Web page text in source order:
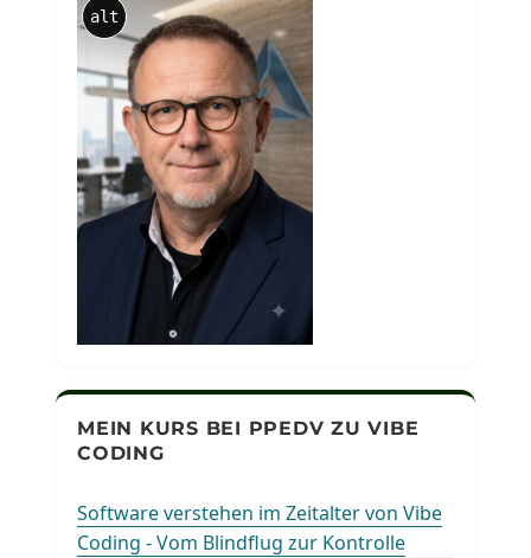
alt
MEIN KURS BEI PPEDV ZU VIBE
CODING
Software verstehen im Zeitalter von Vibe
Coding - Vom Blindflug zur Kontrolle